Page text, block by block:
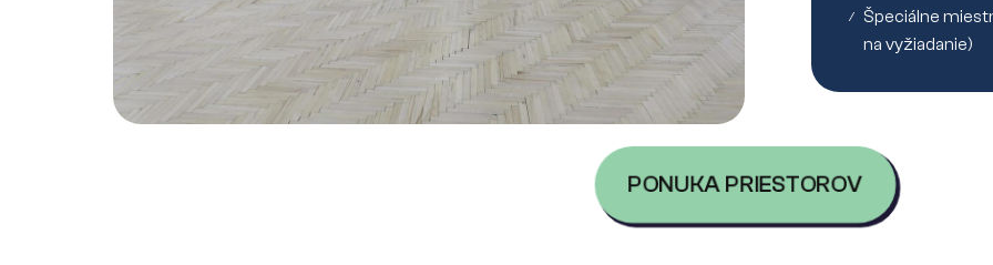
/
Špeciálne
na vyžiadanie)
PONUKA PRIESTOROV